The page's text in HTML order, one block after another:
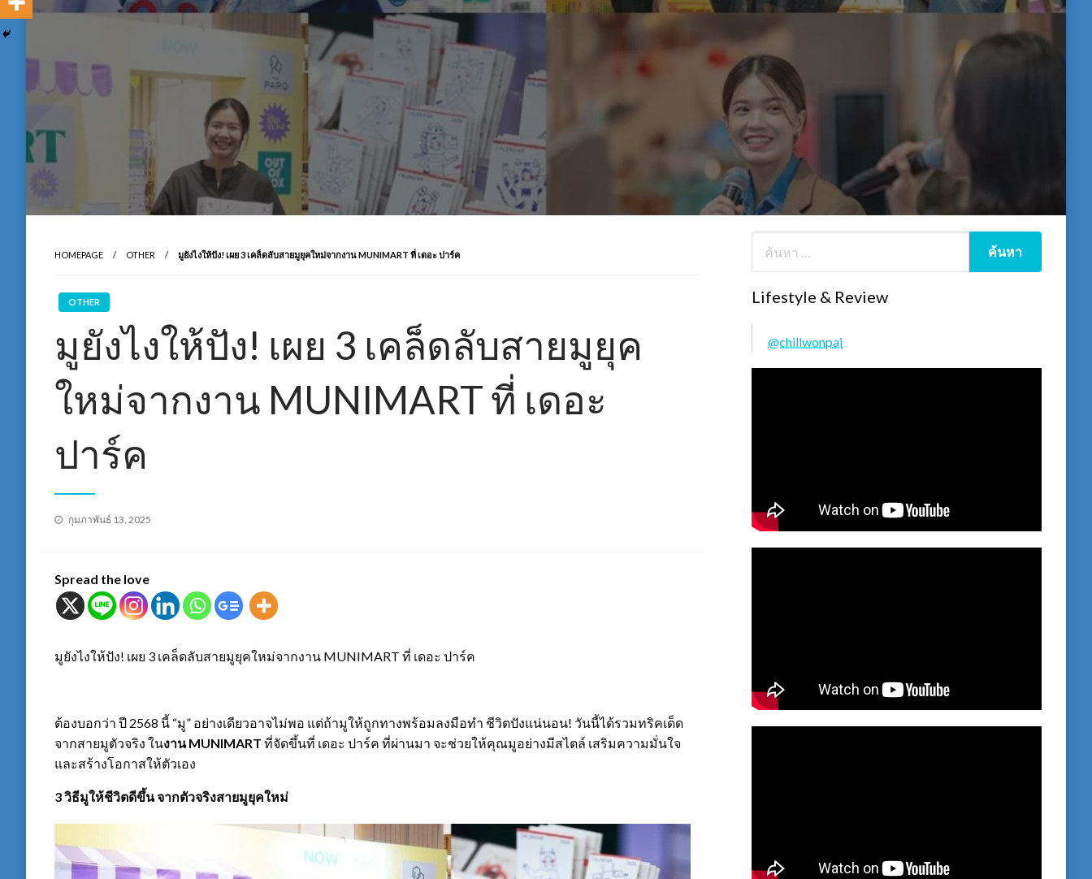
HOMEPAGE OTHER มูยังไงให้ปัง! เผย 3 เคล็ดลับสายมูยุคใหม่จากงาน MUNIMART ที่ เดอะ ปาร์ค
OTHER
มูยังไงให้ปัง! เผย 3 เคล็ดลับสายมูยุค
ใหม่จากงาน MUNIMART ที่ เดอะ
ปาร์ค
Posted
กุมภาพันธ์ 13, 2025
Spread the love
มูยังไงให้ปัง! เผย 3 เคล็ดลับสายมูยุคใหม่จากงาน MUNIMART ที่ เดอะ ปาร์ค
ต้องบอกว่า ปี 2568 นี้ “มู” อย่างเดียวอาจไม่พอ แต่ถ้ามูให้ถูกทางพร้อมลงมือทำ ชีวิตปังแน่นอน! วันนี้ได้รวมทริคเด็ด
จากสายมูตัวจริง ในงานMUNIMART ที่จัดขึ้นที่ เดอะ ปาร์ค ที่ผ่านมา จะช่วยให้คุณมูอย่างมีสไตล์ เสริมความมั่นใจ
และสร้างโอกาสให้ตัวเอง
3 วิธีมูให้ชีวิตดีขึ้น จากตัวจริงสายมูยุคใหม่
Lifestyle & Review
@chillwonpai